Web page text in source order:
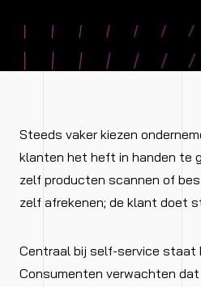
Steeds vaker kiezen
klanten het heft in handen te
zelf producten scannen of
zelf afrekenen; de klant doet
Centraal bij self-service staat
Consumenten verwachten